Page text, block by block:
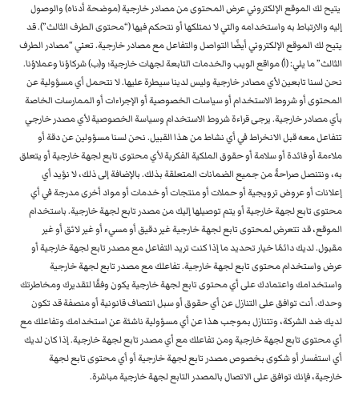
يتيح لك الموقع الإلكتروني عرض المحتوى من مصادر خارجية (موضحة أدناه) والوصول
إليه والارتباط به واستخدامه والتي لا نمتلكها أو نتحكم فيها (“محتوى الطرف الثالث”). قد
يتيح لك الموقع الإلكتروني أيضًا التواصل والتفاعل مع مصادر خارجية. تعني “مصادر الطرف
الثالث” ما يلي: (أ) مواقع الويب والخدمات التابعة لجهات خارجية؛ و(ب) شركاؤنا وعملاؤنا.
نحن لسنا تابعين لأي مصادر خارجية وليس لدينا سيطرة عليها. لا نتحمل أي مسؤولية عن
المحتوى أو شروط الاستخدام أو سياسات الخصوصية أو الإجراءات أو الممارسات الخاصة
بأي مصادر خارجية. يرجى قراءة شروط الاستخدام وسياسة الخصوصية لأي مصدر خارجي
تتفاعل معه قبل الانخراط في أي نشاط من هذا القبيل. نحن لسنا مسؤولين عن دقة أو
ملاءمة أو فائدة أو سلامة أو حقوق الملكية الفكرية لأي محتوى تابع لجهة خارجية أو يتعلق
به، ونتنصل صراحةً من جميع الضمانات المتعلقة بذلك. بالإضافة إلى ذلك، لا نؤيد أي
إعلانات أو عروض ترويجية أو حملات أو منتجات أو خدمات أو مواد أخرى مدرجة في أي
محتوى تابع لجهة خارجية أو يتم توصيلها إليك من مصدر تابع لجهة خارجية. باستخدام
الموقع، قد تتعرض لمحتوى تابع لجهة خارجية غير دقيق أو مسيء أو غير لائق أو غير
مقبول. لديك دائمًا خيار تحديد ما إذا كنت تريد التفاعل مع مصدر تابع لجهة خارجية أو
عرض واستخدام محتوى تابع لجهة خارجية. تفاعلك مع مصدر تابع لجهة خارجية
واستخدامك واعتمادك على أي محتوى تابع لجهة خارجية يكون وفقًا لتقديرك ومخاطرتك
وحدك. أنت توافق على التنازل عن أي حقوق أو سبل انتصاف قانونية أو منصفة قد تكون
لديك ضد الشركة، وتتنازل بموجب هذا عن أي مسؤولية ناشئة عن استخدامك وتفاعلك مع
أي محتوى تابع لجهة خارجية ومن تفاعلك مع أي مصدر تابع لجهة خارجية. إذا كان لديك
أي استفسار أو شكوى بخصوص مصدر تابع لجهة خارجية أو أي محتوى تابع لجهة
خارجية، فإنك توافق على الاتصال بالمصدر التابع لجهة خارجية مباشرة.